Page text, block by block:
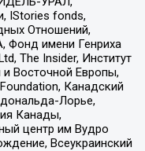
IStories fonds,
Отношений,
имени Генриха
The Insider, Институт
Восточной Европы,
Канадский
Лорье,
Канады,
центр им Вудро
Всеукраинский